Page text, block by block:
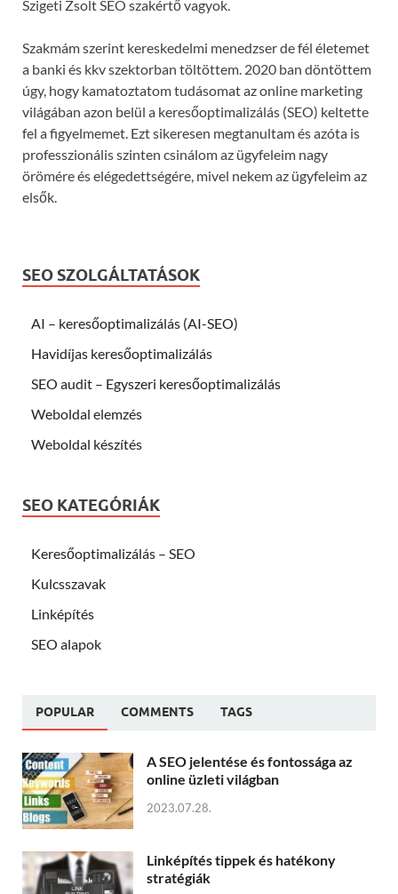
Szigeti Zsolt SEO szakértő vagyok.
Szakmám szerint kereskedelmi menedzser de fél életemet
a banki és kkv szektorban töltöttem. 2020 ban döntöttem
úgy, hogy kamatoztatom tudásomat az online marketing
világában azon belül a keresőoptimalizálás (SEO) keltette
fel a figyelmemet. Ezt sikeresen megtanultam és azóta is
professzionális szinten csinálom az ügyfeleim nagy
örömére és elégedettségére, mivel nekem az ügyfeleim az
elsők.
SEO SZOLGÁLTATÁSOK
AI – keresőoptimalizálás (AI-SEO)
Havidíjas keresőoptimalizálás
SEO audit – Egyszeri keresőoptimalizálás
Weboldal elemzés
Weboldal készítés
SEO KATEGÓRIÁK
Keresőoptimalizálás – SEO
Kulcsszavak
Linképítés
SEO alapok
POPULAR COMMENTS TAGS
A SEO jelentése és fontossága az
online üzleti világban
2023.07.28.
Linképítés tippek és hatékony
stratégiák